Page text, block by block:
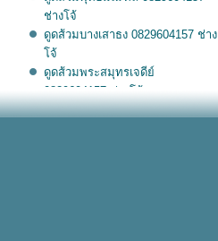
ช่างโจ้
ดูดส้วมบางเสาธง 0829604157 ช่าง
จ้
ดูดส้วมพระสมุทรเจดีย์
0829604157 ช่างโจ้
ดูดส้วมพระประแดง 0829604157